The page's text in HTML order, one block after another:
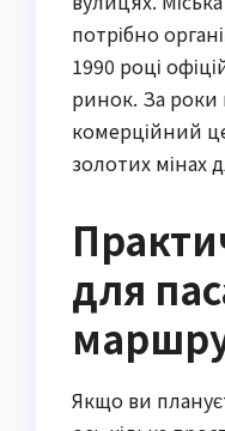
потрібно
1990 році
ринок. За роки
комерційний
золотих мінах
для
Якщо ви